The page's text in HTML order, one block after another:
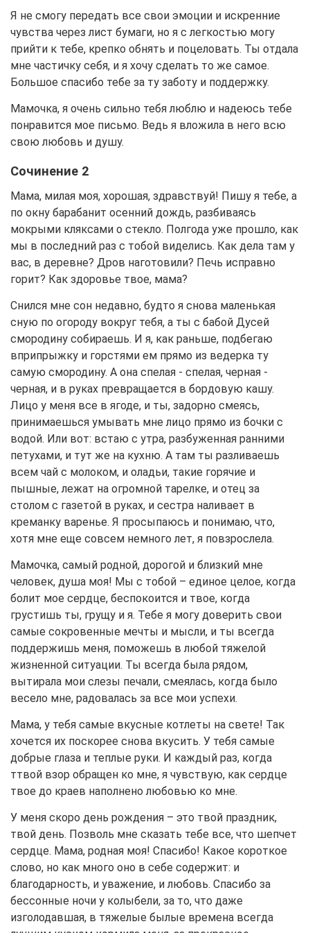
Я не смогу передать все свои эмоции и искренние
чувства через лист бумаги, но я с легкостью могу
прийти к тебе, крепко обнять и поцеловать. Ты отдала
мне частичку себя, и я хочу сделать то же самое.
Большое спасибо тебе за ту заботу и поддержку.
Мамочка, я очень сильно тебя люблю и надеюсь тебе
понравится мое письмо. Ведь я вложила в него всю
свою любовь и душу.
Сочинение 2
Мама, милая моя, хорошая, здравствуй! Пишу я тебе, а
по окну барабанит осенний дождь, разбиваясь
мокрыми кляксами о стекло. Полгода уже прошло, как
мы в последний раз с тобой виделись. Как дела там у
вас, в деревне? Дров наготовили? Печь исправно
горит? Как здоровье твое, мама?
Снился мне сон недавно, будто я снова маленькая
сную по огороду вокруг тебя, а ты с бабой Дусей
смородину собираешь. И я, как раньше, подбегаю
вприпрыжку и горстями ем прямо из ведерка ту
самую смородину. А она спелая - спелая, черная -
черная, и в руках превращается в бордовую кашу.
Лицо у меня все в ягоде, и ты, задорно смеясь,
принимаешься умывать мне лицо прямо из бочки с
водой. Или вот: встаю с утра, разбуженная ранними
петухами, и тут же на кухню. А там ты разливаешь
всем чай с молоком, и оладьи, такие горячие и
пышные, лежат на огромной тарелке, и отец за
столом с газетой в руках, и сестра наливает в
креманку варенье. Я просыпаюсь и понимаю, что,
хотя мне еще совсем немного лет, я повзрослела.
Мамочка, самый родной, дорогой и близкий мне
человек, душа моя! Мы с тобой – единое целое, когда
болит мое сердце, беспокоится и твое, когда
грустишь ты, грущу и я. Тебе я могу доверить свои
самые сокровенные мечты и мысли, и ты всегда
поддержишь меня, поможешь в любой тяжелой
жизненной ситуации. Ты всегда была рядом,
вытирала мои слезы печали, смеялась, когда было
весело мне, радовалась за все мои успехи.
Мама, у тебя самые вкусные котлеты на свете! Так
хочется их поскорее снова вкусить. У тебя самые
добрые глаза и теплые руки. И каждый раз, когда
ттвой взор обращен ко мне, я чувствую, как сердце
твое до краев наполнено любовью ко мне.
У меня скоро день рождения – это твой праздник,
твой день. Позволь мне сказать тебе все, что шепчет
сердце. Мама, родная моя! Спасибо! Какое короткое
слово, но как много оно в себе содержит: и
благодарность, и уважение, и любовь. Спасибо за
бессонные ночи у колыбели, за то, что даже
изголодавшая, в тяжелые былые времена всегда